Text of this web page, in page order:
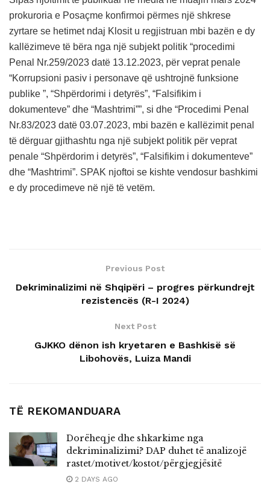
prokuroria e Posaçme konfirmoi përmes një shkrese
zyrtare se hetimet ndaj Klosit u regjistruan mbi bazën e dy
kallëzimeve të bëra nga një subjekt politik “procedimi
Penal Nr.259/2023 datë 13.12.2023, për veprat penale
“Korrupsioni pasiv i personave që ushtrojnë funksione
publike ”, “Shpërdorimi i detyrës”, “Falsifikim i
dokumenteve” dhe “Mashtrimi””, si dhe “Procedimi Penal
Nr.83/2023 datë 03.07.2023, mbi bazën e kallëzimit penal
të dërguar gjithashtu nga një subjekt politik për veprat
penale “Shpërdorim i detyrës”, “Falsifikim i dokumenteve”
dhe “Mashtrimi”. SPAK njoftoi se kishte vendosur bashkimi
e dy procedimeve në një të vetëm.
Previous Post
Dekriminalizimi në Shqipëri – progres përkundrejt
rezistencës (R-I 2024)
Next Post
GJKKO dënon ish kryetaren e Bashkisë së
Libohovës, Luiza Mandi
TË REKOMANDUARA
Dorëheqje dhe shkarkime nga
dekriminalizimi? DAP duhet të analizojë
rastet/motivet/kostot/përgjegjësitë
2 DAYS AGO